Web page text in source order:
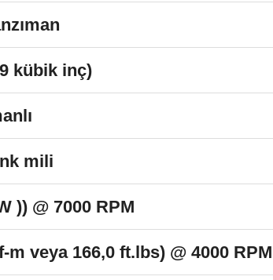
kübik inç)
mili
)) @ 7000 RPM
m veya 166,0 ft.lbs) @ 4000 RPM